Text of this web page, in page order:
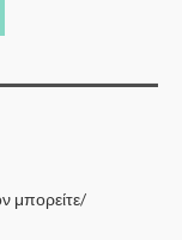
μπορείτε/